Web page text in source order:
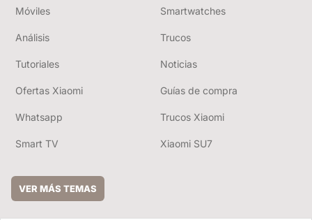
Móviles Smartwatches
Análisis Trucos
Tutoriales Noticias
Ofertas Xiaomi Guías de compra
Whatsapp Trucos Xiaomi
Smart TV Xiaomi SU7
VER MÁS TEMAS